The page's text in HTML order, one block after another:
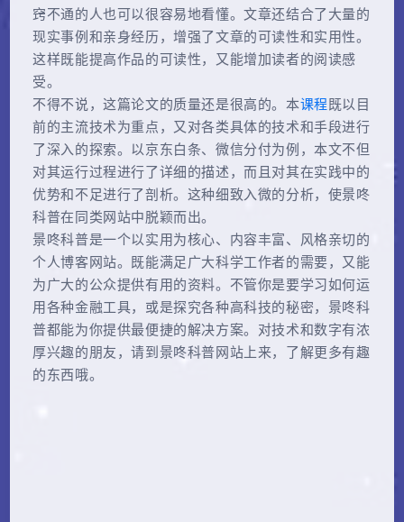
窍不通的人也可以很容易地看懂。文章还结合了大量的
现实事例和亲身经历，增强了文章的可读性和实用性。
这样既能提高作品的可读性，又能增加读者的阅读感
受。
不得不说，这篇论文的质量还是很高的。本课程既以目
前的主流技术为重点，又对各类具体的技术和手段进行
了深入的探索。以京东白条、微信分付为例，本文不但
对其运行过程进行了详细的描述，而且对其在实践中的
优势和不足进行了剖析。这种细致入微的分析，使景咚
科普在同类网站中脱颖而出。
景咚科普是一个以实用为核心、内容丰富、风格亲切的
个人博客网站。既能满足广大科学工作者的需要，又能
为广大的公众提供有用的资料。不管你是要学习如何运
用各种金融工具，或是探究各种高科技的秘密，景咚科
普都能为你提供最便捷的解决方案。对技术和数字有浓
厚兴趣的朋友，请到景咚科普网站上来，了解更多有趣
的东西哦。